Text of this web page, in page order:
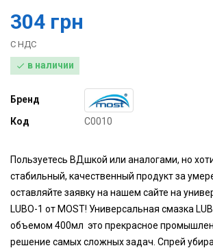
304 грн
С НДС
 в наличии
Бренд
Код
C0010
Пользуетесь ВДшкой или аналогами, но
стабильный, качественный продукт за
оставляйте заявку на нашем сайте на
LUBO-1 от MOST! Универсальная смазка
объемом 400мл это прекрасное
решение самых сложных задач. Спрей